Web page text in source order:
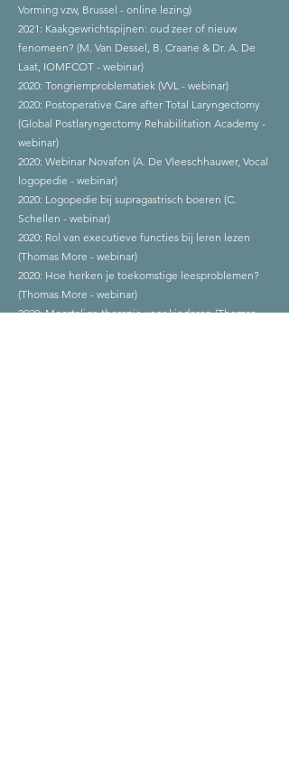
Vorming vzw, Brussel - online lezing)
2021: Kaakgewrichtspijnen: oud zeer of nieuw
fenomeen? (M. Van Dessel, B. Craane & Dr. A. De
Laat, IOMFCOT - webinar)
2020: Tongriemproblematiek (VVL - webinar)
2020: Postoperative Care after Total Laryngectomy
(Global Postlaryngectomy Rehabilitation Academy -
webinar)
2020: Webinar Novafon (A. De Vleeschhauwer, Vocal
logopedie - webinar)
2020: Logopedie bij supragastrisch boeren (C.
Schellen - webinar)
2020: Rol van executieve functies bij leren lezen
(Thomas More - webinar)
2020: Hoe herken je toekomstige leesproblemen?
(Thomas More - webinar)
2020: Meertalige therapie voor kinderen (Thomas